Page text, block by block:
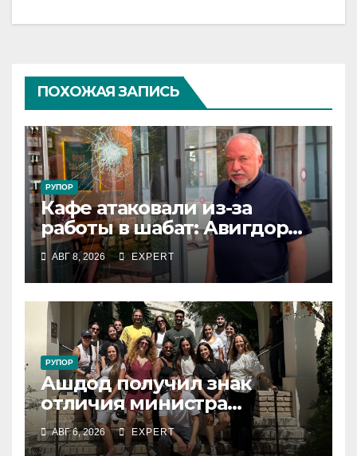
ПОХОЖАЯ ЗАПИСЬ
РУПОР
Кафе атаковали из-за
работы в шабат: Авигдор
Либерман приехал
поддержать владельцев
АВГ 8, 2026 EXPERT
РУПОР
Ашдод получил знак
отличия министра
обороны за поддержку
резервистов
АВГ 6, 2026 EXPERT